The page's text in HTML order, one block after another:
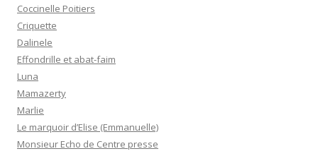
Coccinelle Poitiers
Criquette
Dalinele
Effondrille et abat-faim
Luna
Mamazerty
Marlie
Le marquoir d’Elise (Emmanuelle)
Monsieur Echo de Centre presse